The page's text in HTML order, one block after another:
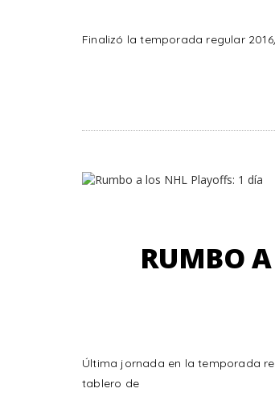
Finalizó la temporada regular
RUMBO
Última jornada en la temporada
tablero de